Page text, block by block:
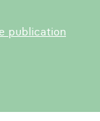
publication